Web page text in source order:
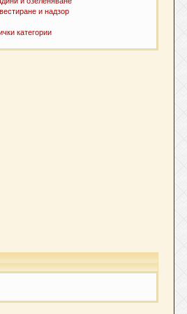
и надзор
категории